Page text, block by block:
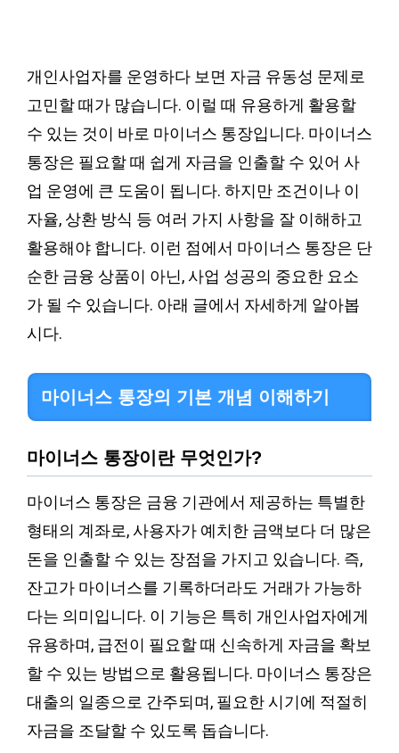
개인사업자를 운영하다 보면 자금 유동성 문제로
고민할 때가 많습니다. 이럴 때 유용하게 활용할
수 있는 것이 바로 마이너스 통장입니다. 마이너스
통장은 필요할 때 쉽게 자금을 인출할 수 있어 사
업 운영에 큰 도움이 됩니다. 하지만 조건이나 이
자율, 상환 방식 등 여러 가지 사항을 잘 이해하고
활용해야 합니다. 이런 점에서 마이너스 통장은 단
순한 금융 상품이 아닌, 사업 성공의 중요한 요소
가 될 수 있습니다. 아래 글에서 자세하게 알아봅
시다.
마이너스 통장의 기본 개념 이해하기
마이너스 통장이란 무엇인가?
마이너스 통장은 금융 기관에서 제공하는 특별한
형태의 계좌로, 사용자가 예치한 금액보다 더 많은
돈을 인출할 수 있는 장점을 가지고 있습니다. 즉,
잔고가 마이너스를 기록하더라도 거래가 가능하
다는 의미입니다. 이 기능은 특히 개인사업자에게
유용하며, 급전이 필요할 때 신속하게 자금을 확보
할 수 있는 방법으로 활용됩니다. 마이너스 통장은
대출의 일종으로 간주되며, 필요한 시기에 적절히
자금을 조달할 수 있도록 돕습니다.